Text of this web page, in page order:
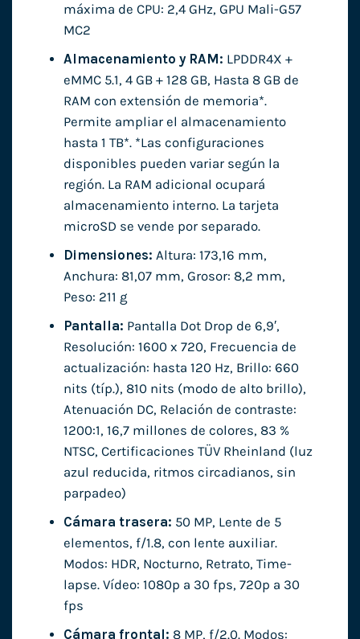
máxima de CPU: 2,4 GHz, GPU Mali-G57
MC2
Almacenamiento y RAM: LPDDR4X +
eMMC 5.1, 4 GB + 128 GB, Hasta 8 GB de
RAM con extensión de memoria*.
Permite ampliar el almacenamiento
hasta 1 TB*. *Las configuraciones
disponibles pueden variar según la
región. La RAM adicional ocupará
almacenamiento interno. La tarjeta
microSD se vende por separado.
Dimensiones: Altura: 173,16 mm,
Anchura: 81,07 mm, Grosor: 8,2 mm,
Peso: 211 g
Pantalla: Pantalla Dot Drop de 6,9′,
Resolución: 1600 x 720, Frecuencia de
actualización: hasta 120 Hz, Brillo: 660
nits (típ.), 810 nits (modo de alto brillo),
Atenuación DC, Relación de contraste:
1200:1, 16,7 millones de colores, 83 %
NTSC, Certificaciones TÜV Rheinland (luz
azul reducida, ritmos circadianos, sin
parpadeo)
Cámara trasera: 50 MP, Lente de 5
elementos, f/1.8, con lente auxiliar.
Modos: HDR, Nocturno, Retrato, Time-
lapse. Vídeo: 1080p a 30 fps, 720p a 30
fps
Cámara frontal: 8 MP, f/2.0. Modos: